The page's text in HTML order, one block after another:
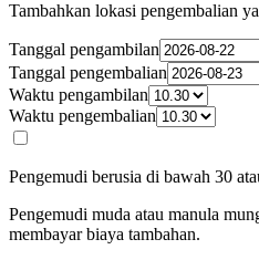
Tambahkan lokasi pengembalian
Tanggal pengambilan
Tanggal pengembalian
Waktu pengambilan
Waktu pengembalian
Pengemudi berusia di bawah 30
Pengemudi muda atau manula
membayar biaya tambahan.